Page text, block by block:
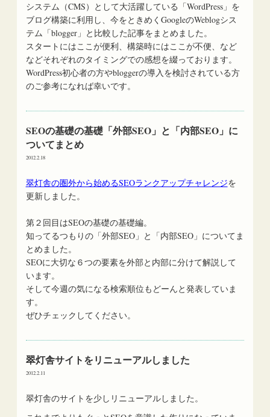
システム（CMS）として大活躍している「WordPress」を
ブログ構築に利用し、今をときめくGoogleのWeblogシス
テム「blogger」と比較した記事をまとめました。
スタートにはここが便利、構築時にはここが不便、など
などそれぞれのタイミングでの感想を綴っております。
WordPress初心者の方やbloggerの導入を検討されている方
のご参考になれば幸いです。
SEOの基礎の基礎「外部SEO」と「内部SEO」に
ついてまとめ
2012.2.18
翠灯舎の圏外から始めるSEOランクアップチャレンジを
更新しました。
第２回目はSEOの基礎の基礎編。
知ってるつもりの「外部SEO」と「内部SEO」についてま
とめました。
SEOに大切な６つの要素を外部と内部に分けて解説して
います。
そして今週の気になる検索順位もどーんと発表していま
す。
ぜひチェックしてください。
翠灯舎サイトをリニューアルしました
2012.2.11
翠灯舎のサイトを少しリニューアルしました。